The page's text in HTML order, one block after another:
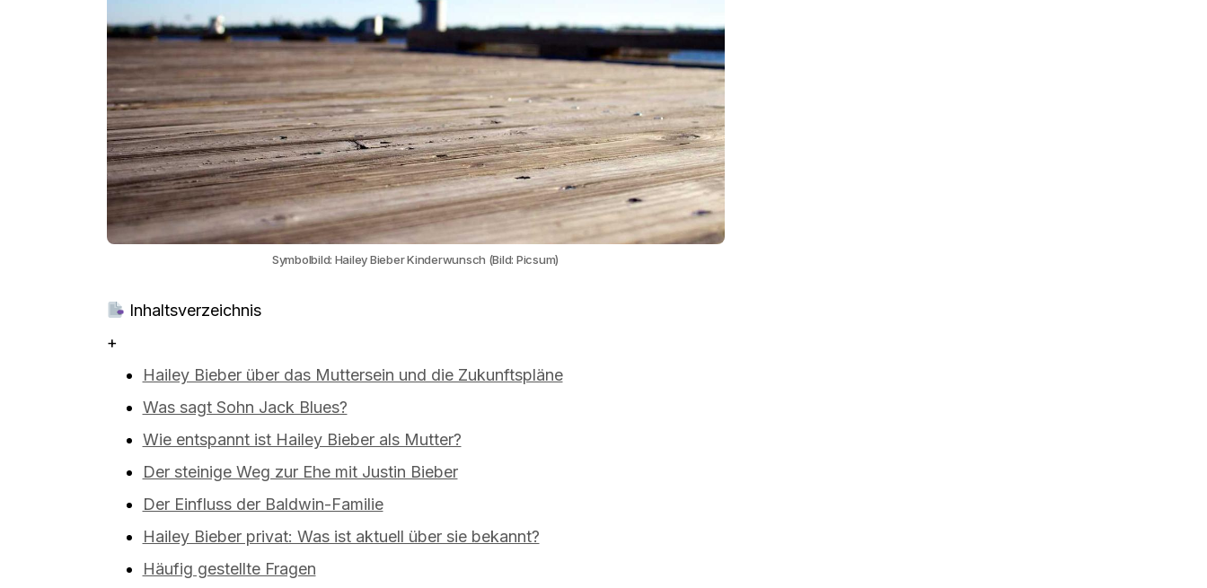
Symbolbild: Hailey Bieber Kinderwunsch (Bild: Picsum)
Inhaltsverzeichnis
+
Hailey Bieber über das Muttersein und die Zukunftspläne
Was sagt Sohn Jack Blues?
Wie entspannt ist Hailey Bieber als Mutter?
Der steinige Weg zur Ehe mit Justin Bieber
Der Einfluss der Baldwin-Familie
Hailey Bieber privat: Was ist aktuell über sie bekannt?
Häufig gestellte Fragen